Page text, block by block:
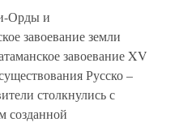
Орды и
завоевание земли
завоевание XV
Русско –
столкнулись с
созданной